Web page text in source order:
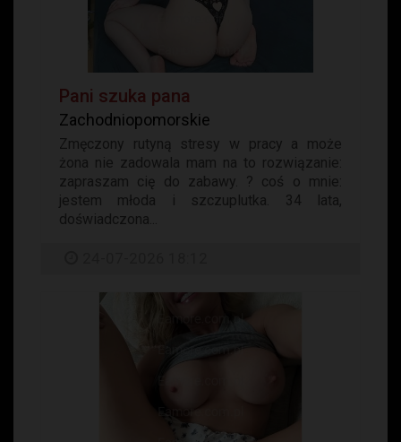
Pani szuka pana
Zachodniopomorskie
Zmęczony rutyną stresy w pracy a może
żona nie zadowala mam na to rozwiązanie:
zapraszam cię do zabawy. ? coś o mnie:
jestem młoda i szczuplutka. 34 lata,
doświadczona...